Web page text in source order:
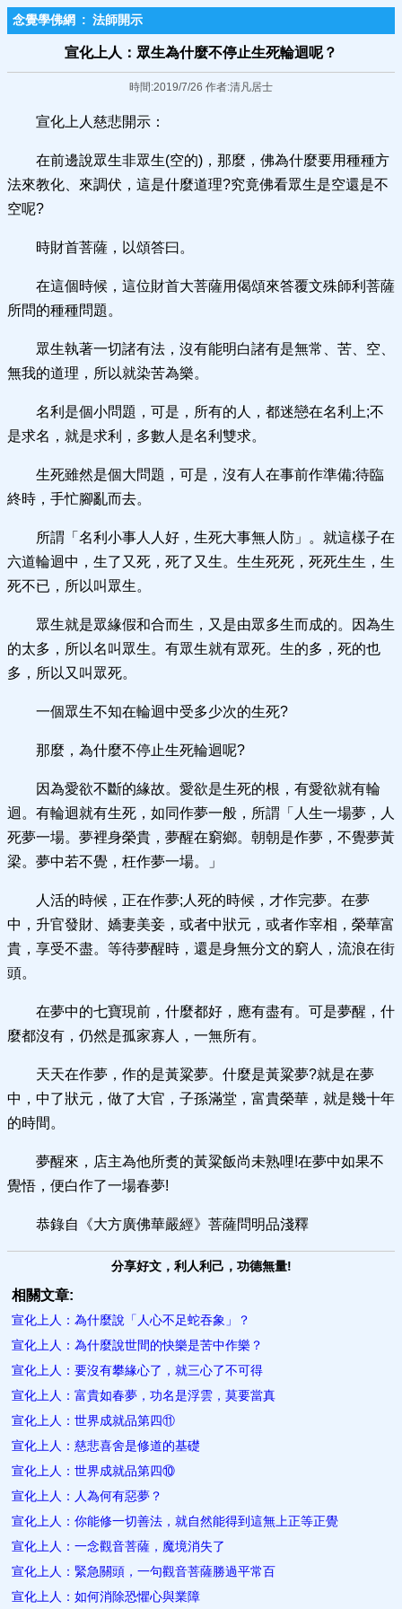
念覺學佛網 : 法師開示
宣化上人：眾生為什麼不停止生死輪迴呢？
時間:2019/7/26 作者:清凡居士
宣化上人慈悲開示：
在前邊說眾生非眾生(空的)，那麼，佛為什麼要用種種方
法來教化、來調伏，這是什麼道理?究竟佛看眾生是空還是不
空呢?
時財首菩薩，以頌答曰。
在這個時候，這位財首大菩薩用偈頌來答覆文殊師利菩薩
所問的種種問題。
眾生執著一切諸有法，沒有能明白諸有是無常、苦、空、
無我的道理，所以就染苦為樂。
名利是個小問題，可是，所有的人，都迷戀在名利上;不
是求名，就是求利，多數人是名利雙求。
生死雖然是個大問題，可是，沒有人在事前作準備;待臨
終時，手忙腳亂而去。
所謂「名利小事人人好，生死大事無人防」。就這樣子在
六道輪迴中，生了又死，死了又生。生生死死，死死生生，生
死不已，所以叫眾生。
眾生就是眾緣假和合而生，又是由眾多生而成的。因為生
的太多，所以名叫眾生。有眾生就有眾死。生的多，死的也
多，所以又叫眾死。
一個眾生不知在輪迴中受多少次的生死?
那麼，為什麼不停止生死輪迴呢?
因為愛欲不斷的緣故。愛欲是生死的根，有愛欲就有輪
迴。有輪迴就有生死，如同作夢一般，所謂「人生一場夢，人
死夢一場。夢裡身榮貴，夢醒在窮鄉。朝朝是作夢，不覺夢黃
梁。夢中若不覺，枉作夢一場。」
人活的時候，正在作夢;人死的時候，才作完夢。在夢
中，升官發財、嬌妻美妾，或者中狀元，或者作宰相，榮華富
貴，享受不盡。等待夢醒時，還是身無分文的窮人，流浪在街
頭。
在夢中的七寶現前，什麼都好，應有盡有。可是夢醒，什
麼都沒有，仍然是孤家寡人，一無所有。
天天在作夢，作的是黃粱夢。什麼是黃粱夢?就是在夢
中，中了狀元，做了大官，子孫滿堂，富貴榮華，就是幾十年
的時間。
夢醒來，店主為他所煑的黃粱飯尚未熟哩!在夢中如果不
覺悟，便白作了一場春夢!
恭錄自《大方廣佛華嚴經》菩薩問明品淺釋
分享好文，利人利己，功德無量!
相關文章:
宣化上人：為什麼說「人心不足蛇吞象」？
宣化上人：為什麼說世間的快樂是苦中作樂？
宣化上人：要沒有攀緣心了，就三心了不可得
宣化上人：富貴如春夢，功名是浮雲，莫要當真
宣化上人：世界成就品第四⑪
宣化上人：慈悲喜舍是修道的基礎
宣化上人：世界成就品第四⑩
宣化上人：人為何有惡夢？
宣化上人：你能修一切善法，就自然能得到這無上正等正覺
宣化上人：一念觀音菩薩，魔境消失了
宣化上人：​緊急關頭，一句觀音菩薩勝過平常百
宣化上人：如何消除恐懼心與業障